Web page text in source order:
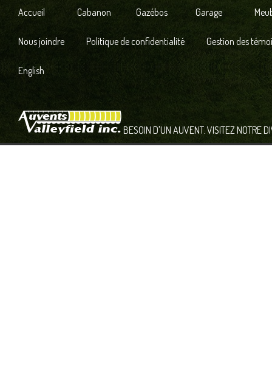
Accueil Cabanon Gazébos Garage
Nous joindre Politique de confidentialité Gestion des
English
BESOIN D'UN AUVENT. VISITEZ NOTRE